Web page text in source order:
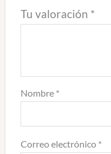
Tu valoración *
Nombre *
Correo electrónico *